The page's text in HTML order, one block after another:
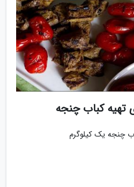
تهیه کباب چنجه
چنجه یک کیلوگرم